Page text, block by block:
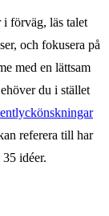
i förväg, läs talet
och fokusera på
med en lättsam
du i stället
referera till har
idéer.